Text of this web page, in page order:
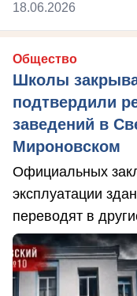
18.06.2026
Общество
Школы
подтвердили
заведений в
Мироновском
Официальных
эксплуатации
переводят в